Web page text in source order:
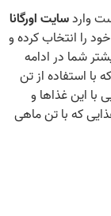
واردسایت اورگانا
را انتخاب کرده و
شما در ادامه
استفاده از تن
این غذاها و
آن‌ها با ما همراه باشید.در ادامه با 2 غذایی که با تن ماهی